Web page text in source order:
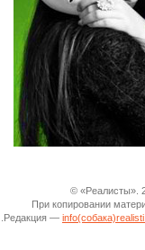
© «Реалисты».
При копировании
.Редакция —